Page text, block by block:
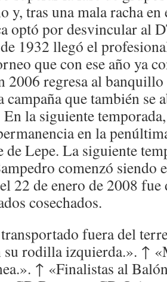
y, tras una mala racha
optó por desvincular al
1932 llegó el
que con ese año ya
2006 regresa al
campaña que también se
En la siguiente
en la
de Lepe. La siguiente
comenzó siendo
22 de enero de 2008
cosechados.
fuera del
rodilla izquierda.». ↑
↑ «Finalistas al